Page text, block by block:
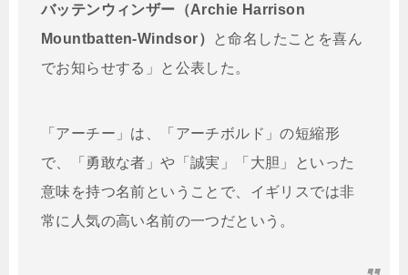
バッテンウィンザー （Archie Harrison
Mountbatten-Windsor）
と命名したことを喜ん
でお知らせする」と公表した。
「アーチー」は、「アーチボルド」の短縮形
で、「勇敢な者」や「誠実」「大胆」といった
意味を持つ名前ということで、イギリスでは非
常に人気の高い名前の一つだという。